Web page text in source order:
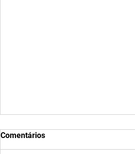
Qual é o tamanho da tela do
TikTok?
Comentários